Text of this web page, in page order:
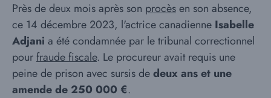
Près de deux mois après son procèsen son absence,
ce 14 décembre 2023, l'actrice canadienne Isabelle
Adjani a été condamnée par le tribunal correctionnel
pourfraude fiscale. Le procureur avait requis une
peine de prison avec sursis dedeux ans et une
amende de 250 000 €.